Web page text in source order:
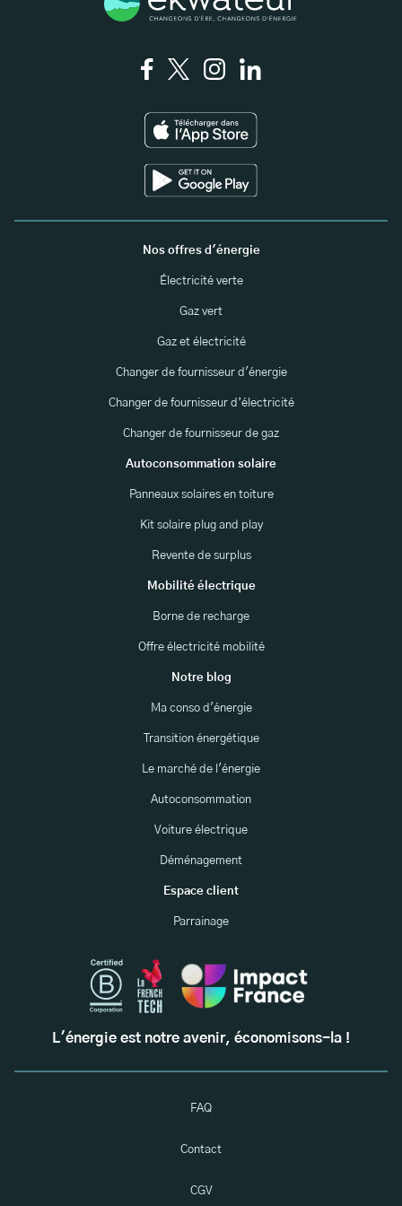
Nos offres d'énergie
Électricité verte
Gaz vert
Gaz et électricité
Changer de fournisseur d'énergie
Changer de fournisseur d’électricité
Changer de fournisseur de gaz
Autoconsommation solaire
Panneaux solaires en toiture
Kit solaire plug and play
Revente de surplus
Mobilité électrique
Borne de recharge
Offre électricité mobilité
Notre blog
Ma conso d'énergie
Transition énergétique
Le marché de l'énergie
Autoconsommation
Voiture électrique
Déménagement
Espace client
Parrainage
L'énergie est notre avenir, économisons-la !
FAQ
Contact
CGV